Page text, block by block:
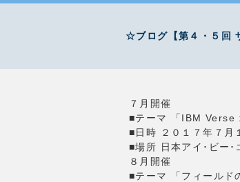
☆ブログ【第４・５回
７月開催
■テーマ 「IBM Verse
■日時 ２０１７年７月
■場所 日本アイ･ビー･
８月開催
■テーマ 「フィールド